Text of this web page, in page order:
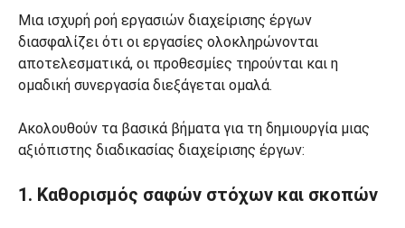
Μια ισχυρή ροή εργασιών διαχείρισης έργων
διασφαλίζει ότι οι εργασίες ολοκληρώνονται
αποτελεσματικά, οι προθεσμίες τηρούνται και η
ομαδική συνεργασία διεξάγεται ομαλά.
Ακολουθούν τα βασικά βήματα για τη δημιουργία μιας
αξιόπιστης διαδικασίας διαχείρισης έργων:
1. Καθορισμός σαφών στόχων και σκοπών